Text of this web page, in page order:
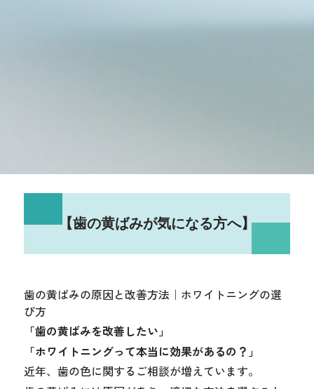
【歯の黄ばみが気になる方へ】
歯の黄ばみの原因と改善方法｜ホワイトニングの選
び方
「歯の黄ばみを改善したい」
「ホワイトニングって本当に効果があるの？」
近年、歯の色に関するご相談が増えています。